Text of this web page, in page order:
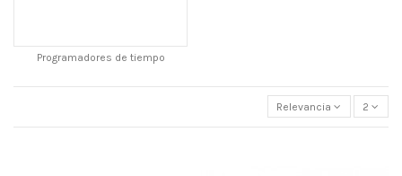
Programadores de tiempo
Relevancia 2